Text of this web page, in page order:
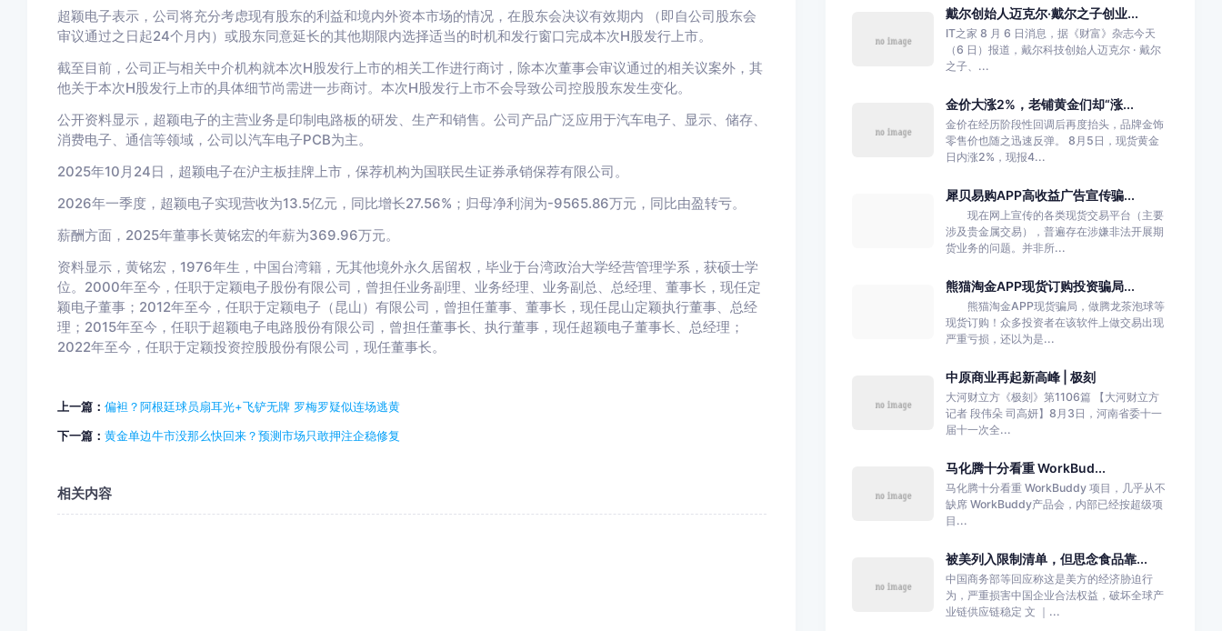
超颖电子表示，公司将充分考虑现有股东的利益和境内外资本市场的情况，在股东会决议有效期内 （即自公司股东会
审议通过之日起24个月内）或股东同意延长的其他期限内选择适当的时机和发行窗口完成本次H股发行上市。
截至目前，公司正与相关中介机构就本次H股发行上市的相关工作进行商讨，除本次董事会审议通过的相关议案外，其
他关于本次H股发行上市的具体细节尚需进一步商讨。本次H股发行上市不会导致公司控股股东发生变化。
公开资料显示，超颖电子的主营业务是印制电路板的研发、生产和销售。公司产品广泛应用于汽车电子、显示、储存、
消费电子、通信等领域，公司以汽车电子PCB为主。
2025年10月24日，超颖电子在沪主板挂牌上市，保荐机构为国联民生证券承销保荐有限公司。
2026年一季度，超颖电子实现营收为13.5亿元，同比增长27.56%；归母净利润为-9565.86万元，同比由盈转亏。
薪酬方面，2025年董事长黄铭宏的年薪为369.96万元。
资料显示，黄铭宏，1976年生，中国台湾籍，无其他境外永久居留权，毕业于台湾政治大学经营管理学系，获硕士学
位。2000年至今，任职于定颖电子股份有限公司，曾担任业务副理、业务经理、业务副总、总经理、董事长，现任定
颖电子董事；2012年至今，任职于定颖电子（昆山）有限公司，曾担任董事、董事长，现任昆山定颖执行董事、总经
理；2015年至今，任职于超颖电子电路股份有限公司，曾担任董事长、执行董事，现任超颖电子董事长、总经理；
2022年至今，任职于定颖投资控股股份有限公司，现任董事长。
上一篇： 偏袒？阿根廷球员扇耳光+飞铲无牌 罗梅罗疑似连场逃黄
下一篇： 黄金单边牛市没那么快回来？预测市场只敢押注企稳修复
相关内容
戴尔创始人迈克尔·戴尔之子创业...
IT之家 8 月 6 日消息，据《财富》杂志今天
（6 日）报道，戴尔科技创始人迈克尔 · 戴尔
之子、...
金价大涨2%，老铺黄金们却“涨...
金价在经历阶段性回调后再度抬头，品牌金饰
零售价也随之迅速反弹。 8月5日，现货黄金
日内涨2%，现报4...
犀贝易购APP高收益广告宣传骗...
现在网上宣传的各类现货交易平台（主要
涉及贵金属交易），普遍存在涉嫌非法开展期
货业务的问题。并非所...
熊猫淘金APP现货订购投资骗局...
熊猫淘金APP现货骗局，做腾龙茶泡球等
现货订购！众多投资者在该软件上做交易出现
严重亏损，还以为是...
中原商业再起新高峰 | 极刻
大河财立方《极刻》第1106篇 【大河财立方
记者 段伟朵 司高妍】8月3日，河南省委十一
届十一次全...
马化腾十分看重 WorkBud...
马化腾十分看重 WorkBuddy 项目，几乎从不
缺席 WorkBuddy产品会，内部已经按超级项
目...
被美列入限制清单，但思念食品靠...
中国商务部等回应称这是美方的经济胁迫行
为，严重损害中国企业合法权益，破坏全球产
业链供应链稳定 文 ｜...